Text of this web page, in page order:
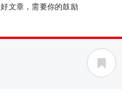
好文章，需要你的鼓励